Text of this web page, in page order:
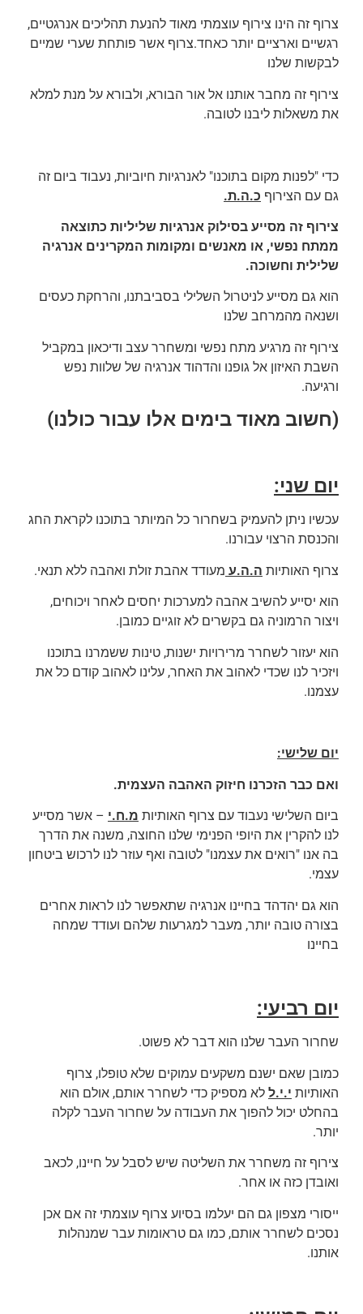
צרוף זה הינו צירוף עוצמתי מאוד להנעת תהליכים אנרגטיים,
רגשיים וארציים יותר כאחד.צרוף אשר פותחת שערי שמיים
לבקשות שלנו
צירוף זה מחבר אותנו אל אור הבורא, ולבורא על מנת למלא
את משאלות ליבנו לטובה.
כדי "לפנות מקום בתוכנו" לאנרגיות חיוביות, נעבוד ביום זה
גם עם הצירוף כ.ה.ת.
צירוף זה מסייע בסילוק אנרגיות שליליות כתוצאה
ממתח נפשי, או מאנשים ומקומות המקרינים אנרגיה
שלילית וחשוכה.
הוא גם מסייע לניטרול השלילי בסביבתנו, והרחקת כעסים
ושנאה מהמרחב שלנו
צירוף זה מרגיע מתח נפשי ומשחרר עצב ודיכאון במקביל
השבת האיזון אל גופנו והדהוד אנרגיה של שלוות נפש
ורגיעה.
(חשוב מאוד בימים אלו עבור כולנו)
יום שני:
עכשיו ניתן להעמיק בשחרור כל המיותר בתוכנו לקראת החג
והכנסת הרצוי עבורנו.
צרוף האותיות ה.ה.ע מעודד אהבת זולת ואהבה ללא תנאי.
הוא יסייע להשיב אהבה למערכות יחסים לאחר ויכוחים,
ויצור הרמוניה גם בקשרים לא זוגיים כמובן.
הוא יעזור לשחרר מרירויות ישנות, טינות ששמרנו בתוכנו
ויזכיר לנו שכדי לאהוב את האחר, עלינו לאהוב קודם כל את
עצמנו.
יום שלישי:
ואם כבר הזכרנו חיזוק האהבה העצמית.
ביום השלישי נעבוד עם צרוף האותיות מ.ח.י – אשר מסייע
לנו להקרין את היופי הפנימי שלנו החוצה, משנה את הדרך
בה אנו "רואים את עצמנו" לטובה ואף עוזר לנו לרכוש ביטחון
עצמי.
הוא גם יהדהד בחיינו אנרגיה שתאפשר לנו לראות אחרים
בצורה טובה יותר, מעבר למגרעות שלהם ועודד שמחה
בחיינו
יום רביעי:
שחרור העבר שלנו הוא דבר לא פשוט.
כמובן שאם ישנם משקעים עמוקים שלא טופלו, צרוף
האותיות י.י.ל לא מספיק כדי לשחרר אותם, אולם הוא
בהחלט יכול להפוך את העבודה על שחרור העבר לקלה
יותר.
צירוף זה משחרר את השליטה שיש לסבל על חיינו, לכאב
ואובדן כזה או אחר.
ייסורי מצפון גם הם יעלמו בסיוע צרוף עוצמתי זה אם אכן
נסכים לשחרר אותם, כמו גם טראומות עבר שמנהלות
אותנו.